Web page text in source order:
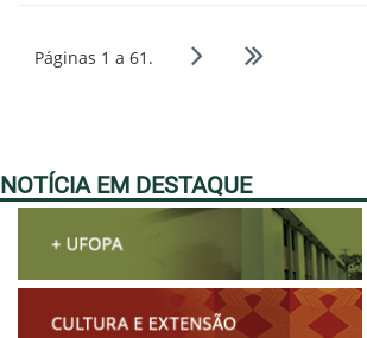
Páginas 1 a 61.
NOTÍCIA EM DESTAQUE